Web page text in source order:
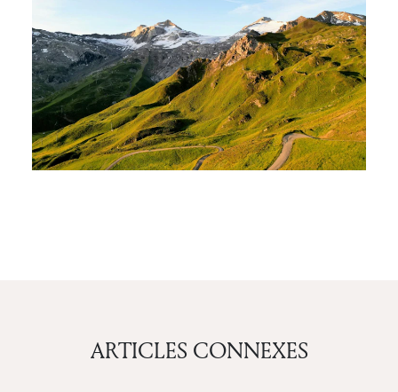
ARTICLES CONNEXES